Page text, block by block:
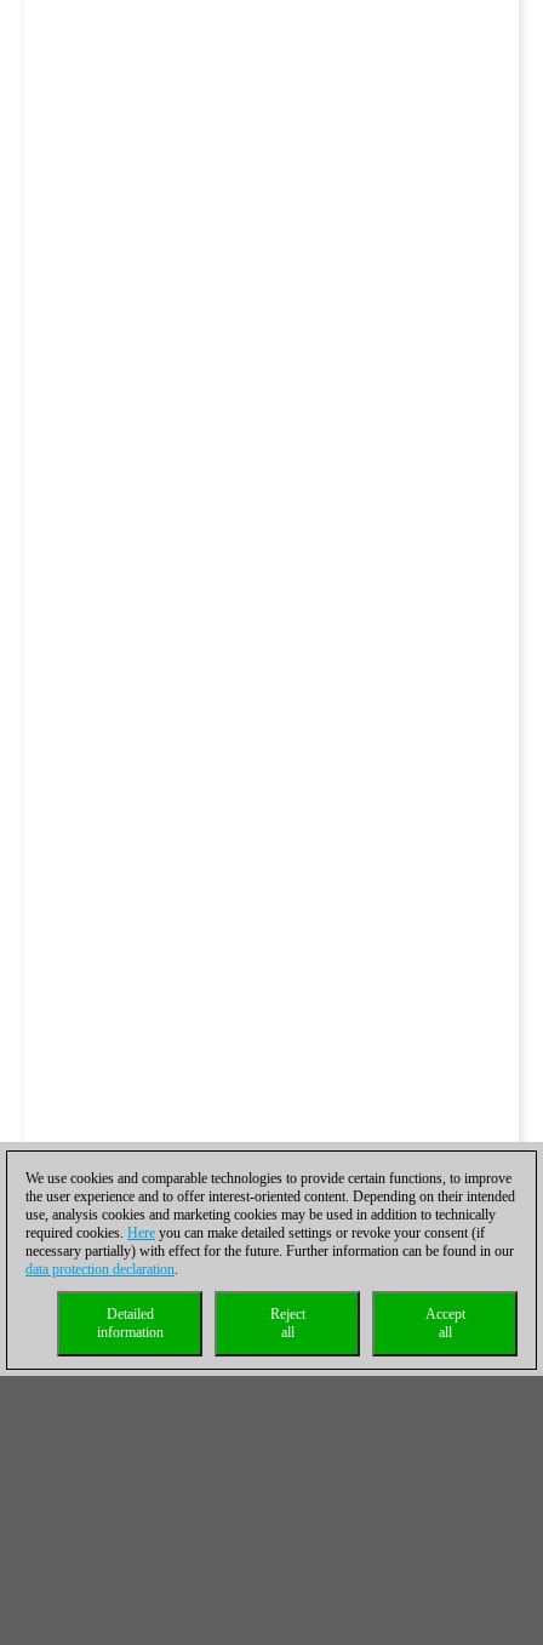
We use cookies and comparable technologies to provide certain functions, to improve
the user experience and to offer interest-oriented content. Depending on their intended
use, analysis cookies and marketing cookies may be used in addition to technically
required cookies. Here you can make detailed settings or revoke your consent (if
necessary partially) with effect for the future. Further information can be found in our
data protection declaration.
Accept
all
Reject
all
Detailed
information